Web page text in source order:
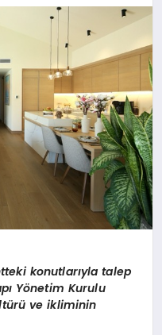
konutlarıyla talep
Yönetim Kurulu
ve ikliminin